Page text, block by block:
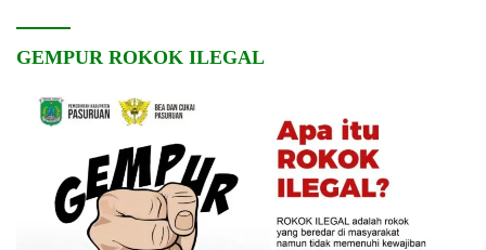
GEMPUR ROKOK ILEGAL